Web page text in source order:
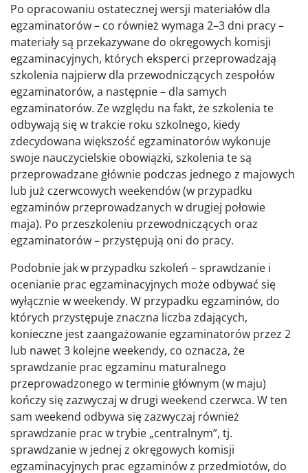
Po opracowaniu ostatecznej wersji materiałów dla
egzaminatorów – co również wymaga 2–3 dni pracy –
materiały są przekazywane do okręgowych komisji
egzaminacyjnych, których eksperci przeprowadzają
szkolenia najpierw dla przewodniczących zespołów
egzaminatorów, a następnie – dla samych
egzaminatorów. Ze względu na fakt, że szkolenia te
odbywają się w trakcie roku szkolnego, kiedy
zdecydowana większość egzaminatorów wykonuje
swoje nauczycielskie obowiązki, szkolenia te są
przeprowadzane głównie podczas jednego z majowych
lub już czerwcowych weekendów (w przypadku
egzaminów przeprowadzanych w drugiej połowie
maja). Po przeszkoleniu przewodniczących oraz
egzaminatorów – przystępują oni do pracy.
Podobnie jak w przypadku szkoleń – sprawdzanie i
ocenianie prac egzaminacyjnych może odbywać się
wyłącznie w weekendy. W przypadku egzaminów, do
których przystępuje znaczna liczba zdających,
konieczne jest zaangażowanie egzaminatorów przez 2
lub nawet 3 kolejne weekendy, co oznacza, że
sprawdzanie prac egzaminu maturalnego
przeprowadzonego w terminie głównym (w maju)
kończy się zazwyczaj w drugi weekend czerwca. W ten
sam weekend odbywa się zazwyczaj również
sprawdzanie prac w trybie „centralnym”, tj.
sprawdzanie w jednej z okręgowych komisji
egzaminacyjnych prac egzaminów z przedmiotów, do